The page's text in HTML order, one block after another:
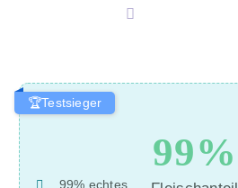
99% echtes
99%
🏆Testsieger